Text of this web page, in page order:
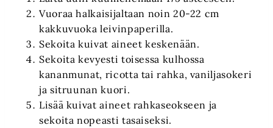
Vuoraa halkaisijaltaan noin 20-22 cm
kakkuvuoka leivinpaperilla.
Sekoita kuivat aineet keskenään.
Sekoita kevyesti toisessa kulhossa
kananmunat, ricotta tai rahka, vaniljasokeri
ja sitruunan kuori.
Lisää kuivat aineet rahkaseokseen ja
sekoita nopeasti tasaiseksi.